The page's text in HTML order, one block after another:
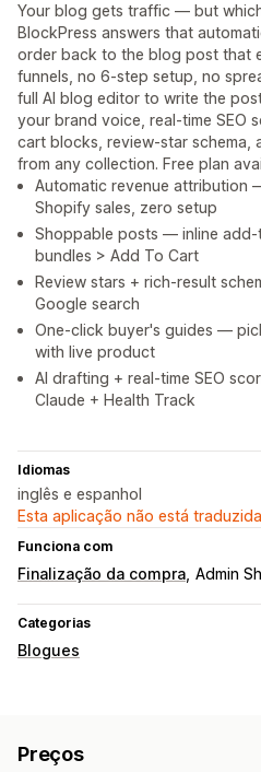
Your blog gets traffic — but
BlockPress answers that
order back to the blog post that
funnels, no 6-step setup, no
full AI blog editor to write the
your brand voice, real-time SEO
cart blocks, review-star schema,
from any collection. Free plan
Automatic revenue attribution
Shopify sales, zero setup
Shoppable posts — inline
bundles > Add To Cart
Review stars + rich-result
Google search
One-click buyer's guides —
with live product
AI drafting + real-time SEO
Claude + Health Track
Idiomas
inglês e espanhol
Esta aplicação não está
Funciona com
Finalização da compra Admin
Categorias
Blogues
Tópicos recomendados
Preços